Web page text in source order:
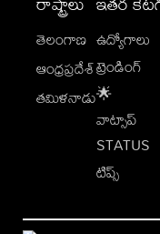
తెలంగాణ
ఆంధ్రప్రదేశ్
తమిళనాడు
ఉద్యోగాలు
ట్రెండింగ్
🌟
వాట్సాప్
STATUS
టిప్స్